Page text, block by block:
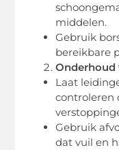
middelen.
Gebruik
bereikbare
Onderhoud
Laat
controleren
Gebruik
dat vuil en